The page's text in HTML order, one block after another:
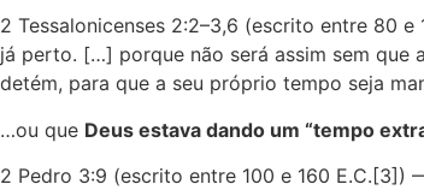
2 Tessalonicenses 2:2–3,6 (escrito entre 80
já perto. […] porque não será assim sem que
detém, para que a seu próprio tempo seja
…ou que Deus estava dando um “tempo
2 Pedro 3:9 (escrito entre 100 e 160 E.C.[3])